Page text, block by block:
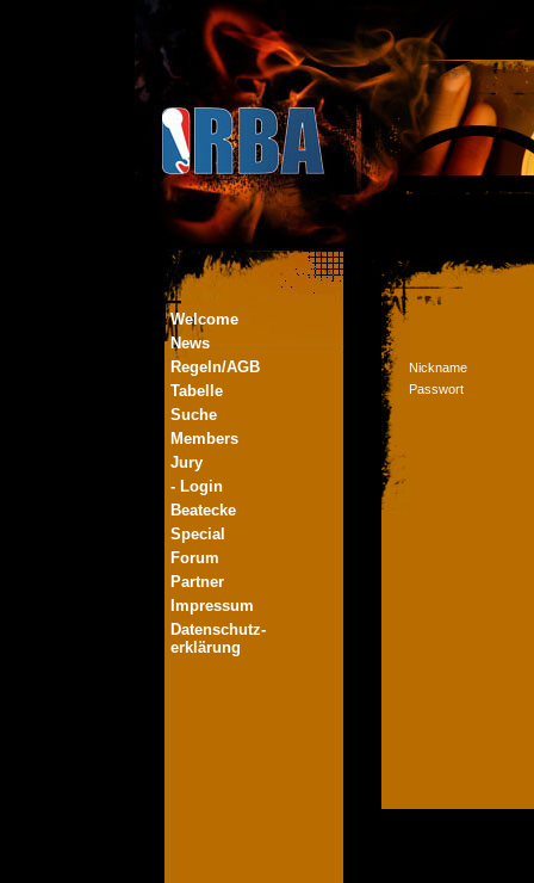
Welcome
News
Regeln/AGB
Tabelle
Suche
Members
Jury
- Login
Beatecke
Special
Forum
Partner
Impressum
Datenschutz-
erklärung
Nickname
Passwort